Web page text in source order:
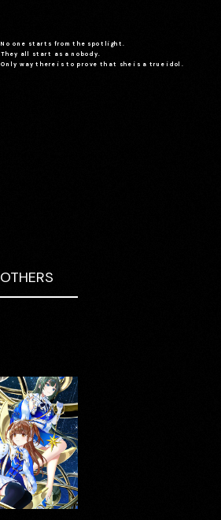
No one starts from the spotlight.
They all start as a nobody.
Only way there is to prove that she is a true idol.
OTHERS